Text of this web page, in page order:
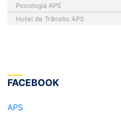
Psicologia APS
Hotel de Trânsito APS
FACEBOOK
APS